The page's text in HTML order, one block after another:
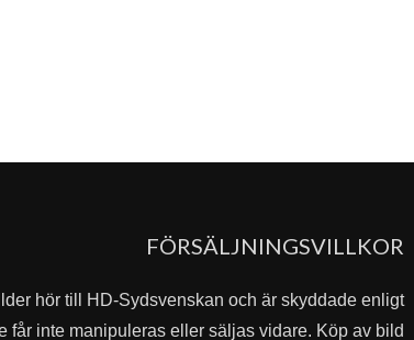
FÖRSÄLJNINGSVILLKOR
hör till HD-Sydsvenskan och är skyddade enligt
får inte manipuleras eller säljas vidare. Köp av bild